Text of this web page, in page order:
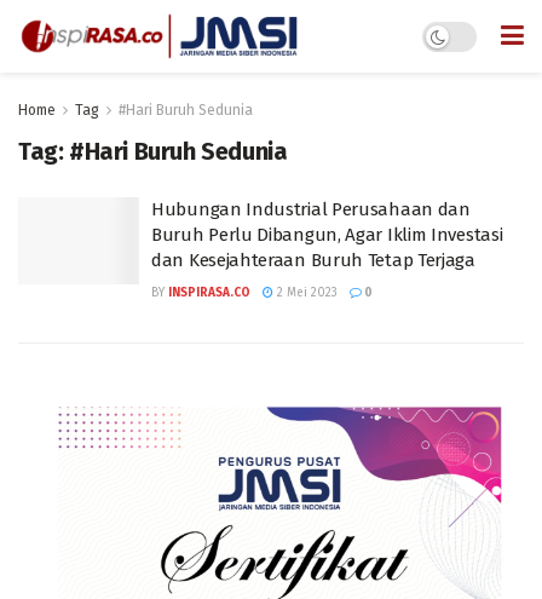
Home Tag #Hari Buruh Sedunia
Tag: #Hari Buruh Sedunia
Hubungan Industrial Perusahaan dan
Buruh Perlu Dibangun, Agar Iklim Investasi
dan Kesejahteraan Buruh Tetap Terjaga
BY INSPIRASA.CO 2 Mei 2023 0